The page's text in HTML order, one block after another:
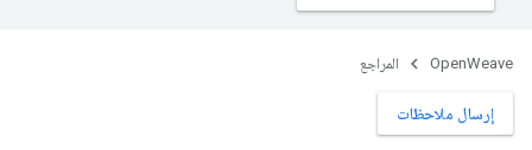
OpenWeave المراجع
إرسال ملاحظات